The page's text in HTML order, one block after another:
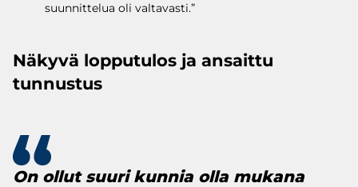
suunnittelua oli valtavasti.”
Näkyvä lopputulos ja ansaittu
tunnustus
On ollut suuri kunnia olla mukana